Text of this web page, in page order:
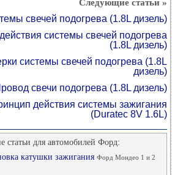
Следующие статьи »
свечей подогрева (1.8L дизель)
системы свечей подогрева
(1.8L дизель)
системы свечей подогрева (1.8L
дизель)
свечи подогрева (1.8L дизель)
действия системы зажигания
(Duratec 8V 1.6L)
статьи для автомобилей Форд:
катушки зажигания Форд Мондео 1 и 2